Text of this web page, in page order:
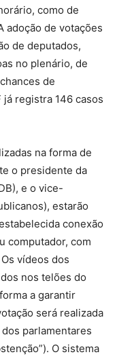
como de
adoção de votações
de deputados,
no plenário, de
de
registra 146 casos
na forma de
o presidente da
e o vice-
estarão
conexão
computador, com
vídeos dos
nos telões do
a garantir
será realizada
parlamentares
O sistema